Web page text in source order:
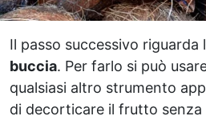
Il passo successivo riguarda
buccia. Per farlo si può
qualsiasi altro strumento
di decorticare il frutto